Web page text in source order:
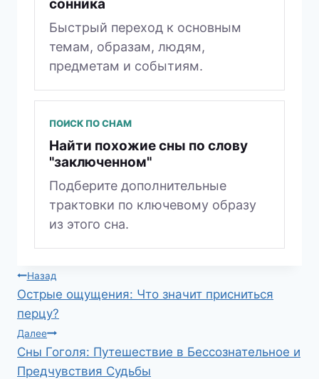
сонника
Быстрый переход к основным
темам, образам, людям,
предметам и событиям.
ПОИСК ПО СНАМ
Найти похожие сны по слову
"заключенном"
Подберите дополнительные
трактовки по ключевому образу
из этого сна.
Навигация
по
записям
Назад
Острые ощущения: Что значит присниться
перцу?
Далее
Сны Гоголя: Путешествие в Бессознательное и
Предчувствия Судьбы